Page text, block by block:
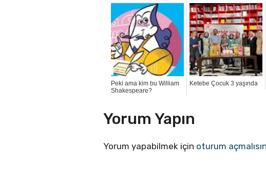
Peki ama kim bu William
Shakespeare?
Ketebe Çocuk 3 yaşında
Yorum Yapın
Yorum yapabilmek için oturum